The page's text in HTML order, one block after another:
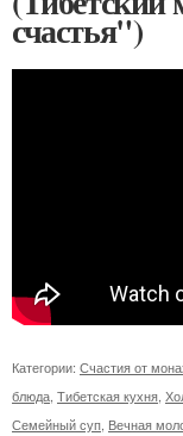
счастья")
Категории: Счастия от
блюда, Тибетская кухня,
Семейный суп, Вечная